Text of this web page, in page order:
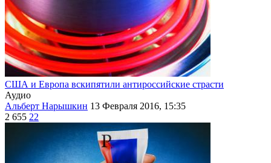
США и Европа вскипятили антироссийские страсти
Аудио
Альберт Нарышкин 13 Февраля 2016, 15:35
2 655 22